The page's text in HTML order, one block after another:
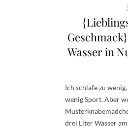
Wasser in
Ich schlafe zu
wenig Sport. Aber
drei Liter Wasser